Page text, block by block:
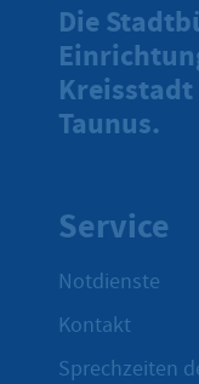
Die
Taunus.
Service
Notdienste
Kontakt
Sprechzeiten